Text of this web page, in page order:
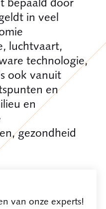
in veel
luchtvaart,
technologie,
ook vanuit
en
en
gezondheid
van onze experts!